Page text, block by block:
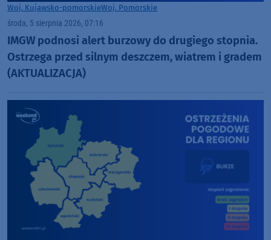
Woj. Kujawsko-pomorskieWoj. Pomorskie
środa, 5 sierpnia 2026, 07:16
IMGW podnosi alert burzowy do drugiego stopnia.
Ostrzega przed silnym deszczem, wiatrem i gradem
(AKTUALIZACJA)